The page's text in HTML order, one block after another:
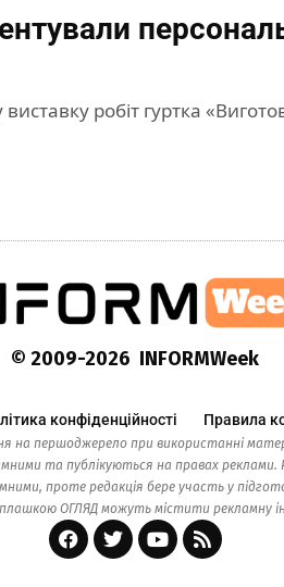
робіт гуртка
© 2009-2026 INFORMWeek
конфіденційності Правила
на першоджерело при використанні
та публікуються на правах
проте редакція бере участь у
ОГЛЯД можуть містити рекламну